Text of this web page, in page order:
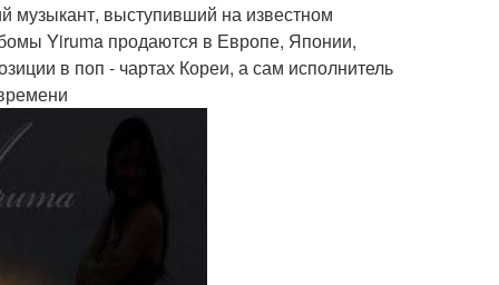
музыкант, выступивший на известном
Yiruma продаются в Европе, Японии,
в поп - чартах Кореи, а сам исполнитель